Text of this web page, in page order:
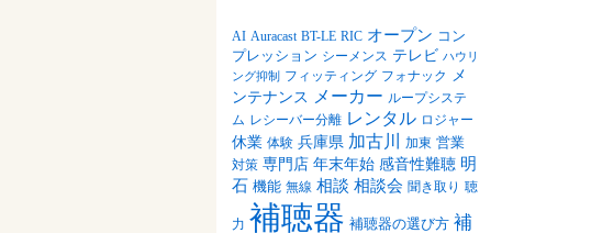
AI Auracast BT-LE RIC オープン コン
プレッション シーメンス テレビ ハウリ
ング抑制
フィッティング フォナック メ
ンテナンス
メーカー ループシステ
ム レシーバー分離 レンタル ロジャー
休業 体験 兵庫県 加古川 加東 営業
対策 専門店 年末年始 感音性難聴 明
石 機能 無線 相談 相談会 聞き取り 聴
力 補聴器 補聴器の選び方 補